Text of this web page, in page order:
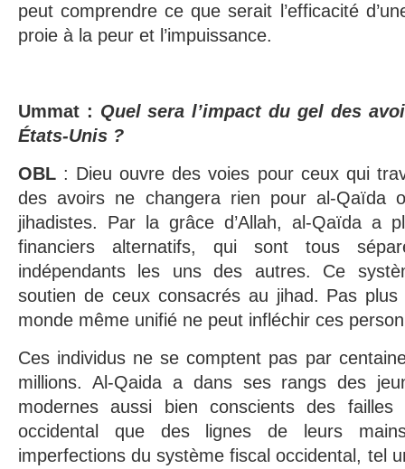
peut comprendre ce que serait l’efficacité
proie à la peur et l’impuissance.
Ummat : Quel sera l’impact du gel des
États-Unis ?
OBL : Dieu ouvre des voies pour ceux qui
des avoirs ne changera rien pour al-Qaïda
jihadistes. Par la grâce d’Allah, al-Qaïda a
financiers alternatifs, qui sont tous
indépendants les uns des autres. Ce
soutien de ceux consacrés au jihad. Pas
monde même unifié ne peut infléchir ces
Ces individus ne se comptent pas par
millions. Al-Qaida a dans ses rangs des
modernes aussi bien conscients des failles
occidental que des lignes de leurs
imperfections du système fiscal occidental, tel